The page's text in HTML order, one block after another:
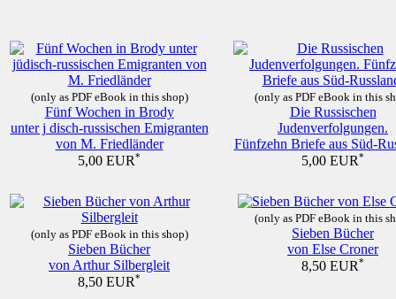
(only as PDF eBook in this shop)
Fünf Wochen in Brody
unter j disch-russischen Emigranten
von M. Friedländer
5,00 EUR*
(only as PDF eBook in this
Die Russischen
Judenverfolgungen.
Fünfzehn Briefe aus Süd-
5,00 EUR*
(only as PDF eBook in this shop)
Sieben Bücher
von Arthur Silbergleit
8,50 EUR*
(only as PDF eBook in this
Sieben Bücher
von Else Croner
8,50 EUR*